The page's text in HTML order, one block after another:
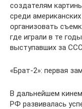
создателям
среди
организовать
где играли в те
выступавших за
«Брат-2»: первая
В дальнейшем
РФ развивалась